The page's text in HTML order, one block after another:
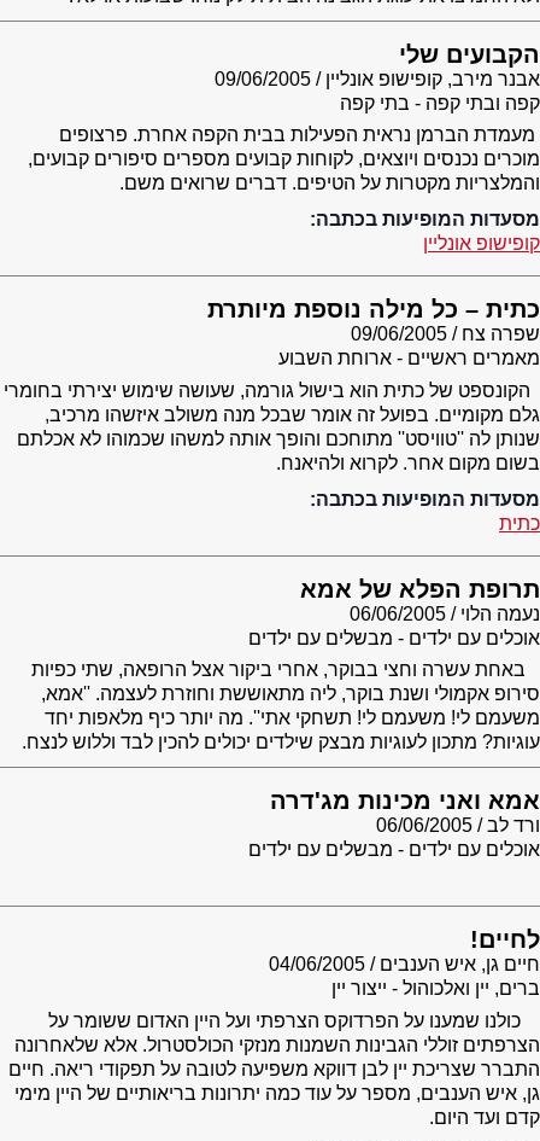
הקבועים שלי
אבנר מירב, קופישופ אונליין
09/06/2005
קפה ובתי קפה - בתי קפה
מעמדת הברמן נראית הפעילות בבית הקפה אחרת. פרצופים
מוכרים נכנסים ויוצאים, לקוחות קבועים מספרים סיפורים קבועים,
והמלצריות מקטרות על הטיפים. דברים שרואים משם.
מסעדות המופיעות בכתבה:
קופישופ אונליין
כתית – כל מילה נוספת מיותרת
שפרה צח
09/06/2005
מאמרים ראשיים - ארוחת השבוע
הקונספט של כתית הוא בישול גורמה, שעושה שימוש יצירתי בחומרי
גלם מקומיים. בפועל זה אומר שבכל מנה משולב איזשהו מרכיב,
שנותן לה ''טוויסט'' מתוחכם והופך אותה למשהו שכמוהו לא אכלתם
בשום מקום אחר. לקרוא ולהיאנח.
מסעדות המופיעות בכתבה:
כתית
תרופת הפלא של אמא
נעמה הלוי
06/06/2005
אוכלים עם ילדים - מבשלים עם ילדים
באחת עשרה וחצי בבוקר, אחרי ביקור אצל הרופאה, שתי כפיות
סירופ אקמולי ושנת בוקר, ליה מתאוששת וחוזרת לעצמה. ''אמא,
משעמם לי! משעמם לי! תשחקי אתי''. מה יותר כיף מלאפות יחד
עוגיות? מתכון לעוגיות מבצק שילדים יכולים להכין לבד וללוש לנצח.
אמא ואני מכינות מג'דרה
ורד לב
06/06/2005
אוכלים עם ילדים - מבשלים עם ילדים
לחיים!
חיים גן, איש הענבים
04/06/2005
ברים, יין ואלכוהול - ייצור יין
כולנו שמענו על הפרדוקס הצרפתי ועל היין האדום ששומר על
הצרפתים זוללי הגבינות השמנות מנזקי הכולסטרול. אלא שלאחרונה
התברר שצריכת יין לבן דווקא משפיעה לטובה על תפקודי ריאה. חיים
גן, איש הענבים, מספר על עוד כמה יתרונות בריאותיים של היין מימי
קדם ועד היום.